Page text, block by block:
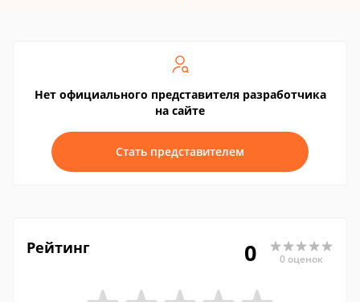
Нет официального представителя разработчика
на сайте
Стать представителем
Рейтинг 0 0 оценок